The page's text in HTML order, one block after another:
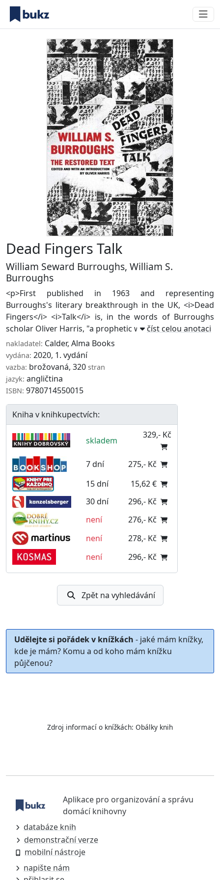
Dead Fingers Talk
William Seward Burroughs, William S.
Burroughs
<p>First published in 1963 and representing
Burroughs's literary breakthrough in the UK, <i>Dead
Fingers</i> <i>Talk</i> is, in the words of Burroughs
scholar Oliver Harris, "a prophetic work of h ...číst celou anotaci
nakladatel: Calder, Alma Books
vydána: 2020, 1. vydání
vazba: brožovaná, 320 stran
jazyk: angličtina
ISBN: 9780714550015
Kniha v knihkupectvích:
skladem
329,- Kč
7 dní
275,- Kč
15 dní
15,62 €
30 dní
296,- Kč
není
276,- Kč
není
278,- Kč
není
296,- Kč
Zpět na vyhledávání
Udělejte si pořádek v knížkách - jaké mám knížky,
kde je mám? Komu a od koho mám knížku
půjčenou?
Zdroj informací o knížkách: Obálky knih
Aplikace pro organizování a správu
domácí knihovny
databáze knih
demonstrační verze
mobilní nástroje
napište nám